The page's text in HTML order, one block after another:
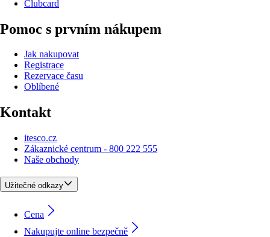
Clubcard
Pomoc s prvním nákupem
Jak nakupovat
Registrace
Rezervace času
Oblíbené
Kontakt
itesco.cz
Zákaznické centrum - 800 222 555
Naše obchody
Užitečné odkazy
Cena
Nakupujte online bezpečně